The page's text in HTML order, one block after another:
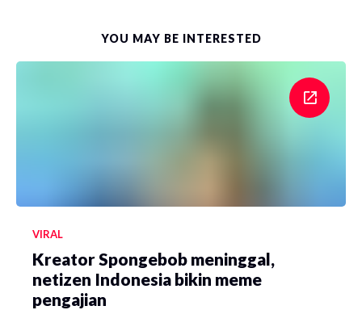
YOU MAY BE INTERESTED
VIRAL
Kreator Spongebob meninggal,
netizen Indonesia bikin meme
pengajian